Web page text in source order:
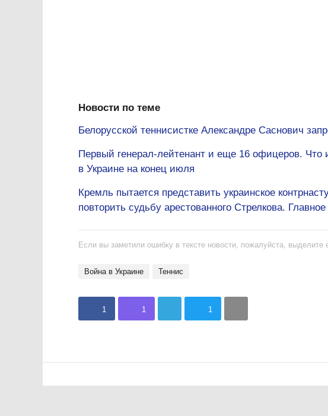
Новости по теме
Белорусской теннисистке Александре Саснович
Первый генерал-лейтенант и еще 16 офицеров. Что
в Украине на конец июля
Кремль пытается представить украинское
повторить судьбу арестованного Стрелкова.
Если вы заметили ошибку в тексте новости, пожалуйста, выделите
Война в Украине теннис
1 1 1